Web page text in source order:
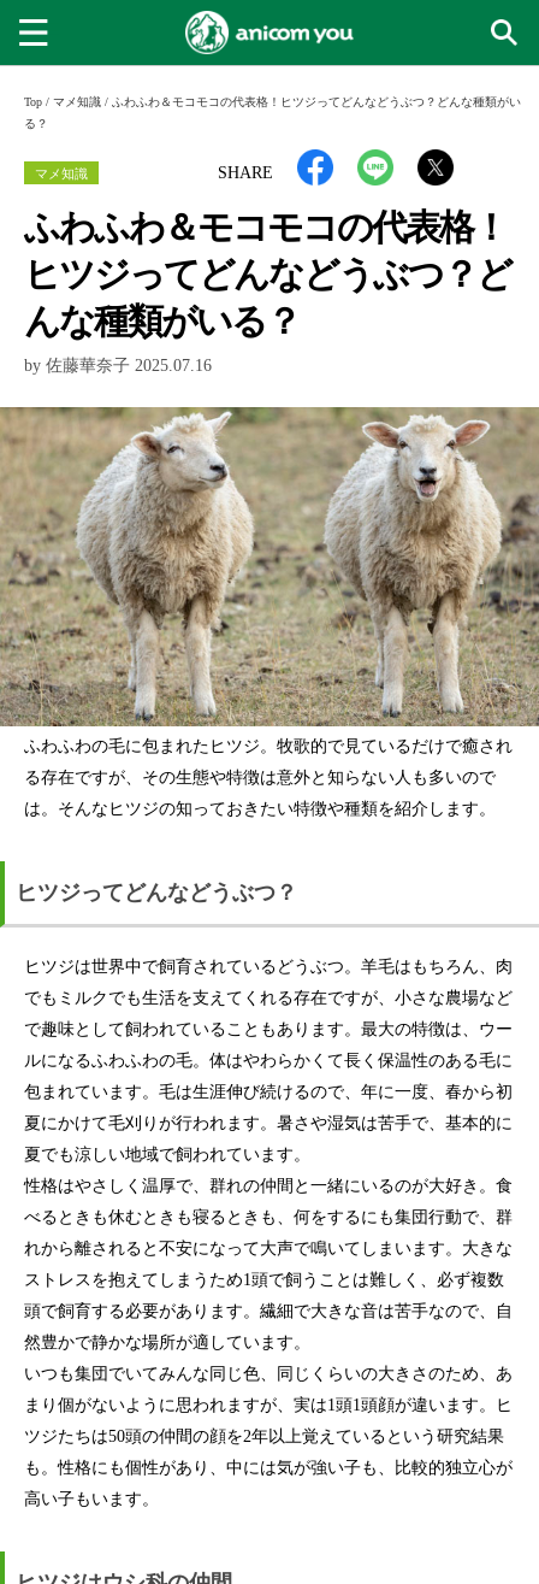
Top / マメ知識 / ふわふわ＆モコモコの代表格！ヒツジってどんなどうぶつ？どんな種類がい
る？
SHARE
マメ知識
ふわふわ＆モコモコの代表格！
ヒツジってどんなどうぶつ？ど
んな種類がいる？
by 佐藤華奈子 2025.07.16
ふわふわの毛に包まれたヒツジ。牧歌的で見ているだけで癒され
る存在ですが、その生態や特徴は意外と知らない人も多いので
は。そんなヒツジの知っておきたい特徴や種類を紹介します。
ヒツジってどんなどうぶつ？
ヒツジは世界中で飼育されているどうぶつ。羊毛はもちろん、肉
でもミルクでも生活を支えてくれる存在ですが、小さな農場など
で趣味として飼われていることもあります。最大の特徴は、ウー
ルになるふわふわの毛。体はやわらかくて長く保温性のある毛に
包まれています。毛は生涯伸び続けるので、年に一度、春から初
夏にかけて毛刈りが行われます。暑さや湿気は苦手で、基本的に
夏でも涼しい地域で飼われています。
性格はやさしく温厚で、群れの仲間と一緒にいるのが大好き。食
べるときも休むときも寝るときも、何をするにも集団行動で、群
れから離されると不安になって大声で鳴いてしまいます。大きな
ストレスを抱えてしまうため1頭で飼うことは難しく、必ず複数
頭で飼育する必要があります。繊細で大きな音は苦手なので、自
然豊かで静かな場所が適しています。
いつも集団でいてみんな同じ色、同じくらいの大きさのため、あ
まり個がないように思われますが、実は1頭1頭顔が違います。ヒ
ツジたちは50頭の仲間の顔を2年以上覚えているという研究結果
も。性格にも個性があり、中には気が強い子も、比較的独立心が
高い子もいます。